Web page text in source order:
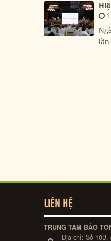
LIÊN HỆ
TRUNG TÂM BẢO
Địa chỉ: Số 10B,